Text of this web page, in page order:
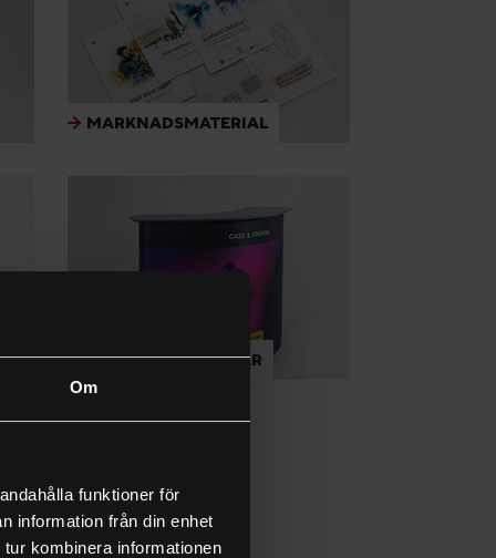
Om
funktioner för
information från din enhet
kombinera informationen
MARKNADSMATERIAL
SPORADISKA DISKAR